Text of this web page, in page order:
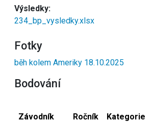
Výsledky:
234_bp_vysledky.xlsx
Fotky
běh kolem Ameriky 18.10.2025
Bodování
Závodník Ročník Kategorie